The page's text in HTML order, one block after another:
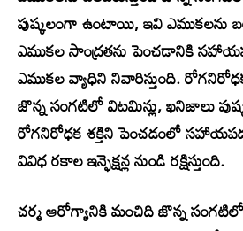
పుష్కలంగా ఉంటాయి, ఇవి ఎముకలను
ఎముకల సాంద్రతను పెంచడానికి
ఎముకల వ్యాధిని నివారిస్తుంది.
జొన్న సంగటిలో విటమిన్లు, ఖనిజాలు
రోగనిరోధక శక్తిని పెంచడంలో
వివిధ రకాల ఇన్ఫెక్షన్ల నుండి రక్షిస్తుంది.
చర్మ ఆరోగ్యానికి మంచిది జొన్న